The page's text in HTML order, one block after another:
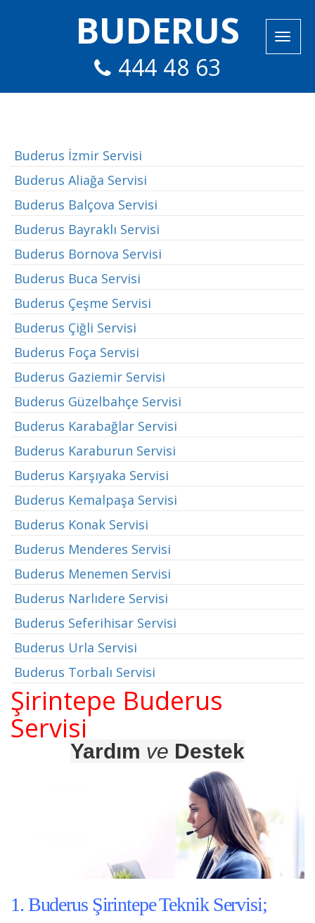
BUDERUS
444 48 63
Buderus İzmir Servisi
Buderus Aliağa Servisi
Buderus Balçova Servisi
Buderus Bayraklı Servisi
Buderus Bornova Servisi
Buderus Buca Servisi
Buderus Çeşme Servisi
Buderus Çiğli Servisi
Buderus Foça Servisi
Buderus Gaziemir Servisi
Buderus Güzelbahçe Servisi
Buderus Karabağlar Servisi
Buderus Karaburun Servisi
Buderus Karşıyaka Servisi
Buderus Kemalpaşa Servisi
Buderus Konak Servisi
Buderus Menderes Servisi
Buderus Menemen Servisi
Buderus Narlıdere Servisi
Buderus Seferihisar Servisi
Buderus Urla Servisi
Buderus Torbalı Servisi
Şirintepe Buderus
Servisi
Yardım ve Destek
1. Buderus Şirintepe Teknik Servisi;